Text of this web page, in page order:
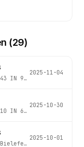
(29)
43 IN 903/25
2025-11-04
10 IN 69/24
2025-10-30
Bielefeld
2025-10-01